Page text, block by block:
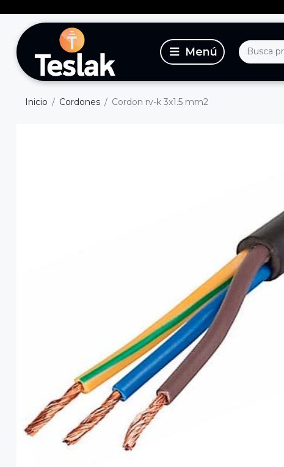
Inicio Cordones Cordon rv-k 3x1.5 mm2